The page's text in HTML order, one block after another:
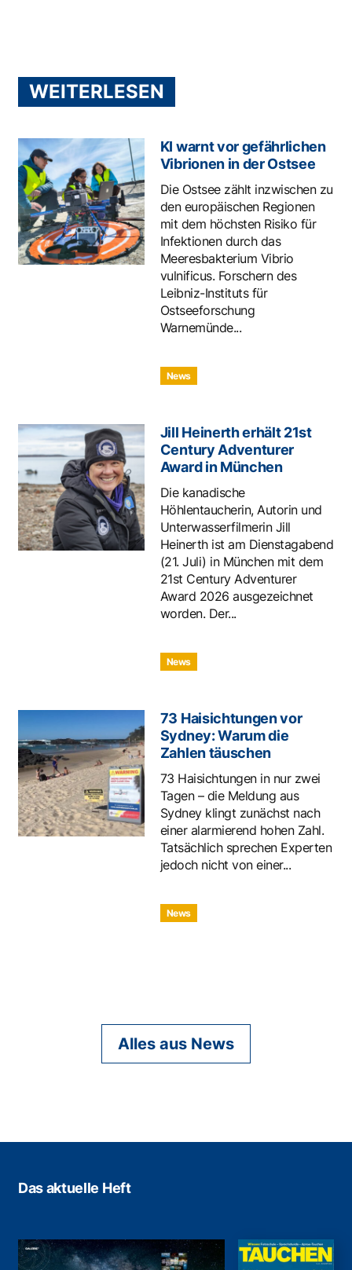
WEITERLESEN
KI warnt vor gefährlichen
Vibrionen in der Ostsee
Die Ostsee zählt inzwischen zu
den europäischen Regionen
mit dem höchsten Risiko für
Infektionen durch das
Meeresbakterium Vibrio
vulnificus. Forschern des
Leibniz-Instituts für
Ostseeforschung
Warnemünde...
News
Jill Heinerth erhält 21st
Century Adventurer
Award in München
Die kanadische
Höhlentaucherin, Autorin und
Unterwasserfilmerin Jill
Heinerth ist am Dienstagabend
(21. Juli) in München mit dem
21st Century Adventurer
Award 2026 ausgezeichnet
worden. Der...
News
73 Haisichtungen vor
Sydney: Warum die
Zahlen täuschen
73 Haisichtungen in nur zwei
Tagen – die Meldung aus
Sydney klingt zunächst nach
einer alarmierend hohen Zahl.
Tatsächlich sprechen Experten
jedoch nicht von einer...
News
Alles aus News
Das aktuelle Heft